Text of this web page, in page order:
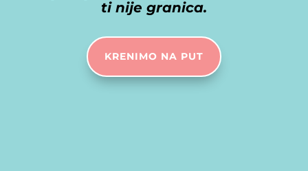
ti nije granica.
KRENIMO NA PUT